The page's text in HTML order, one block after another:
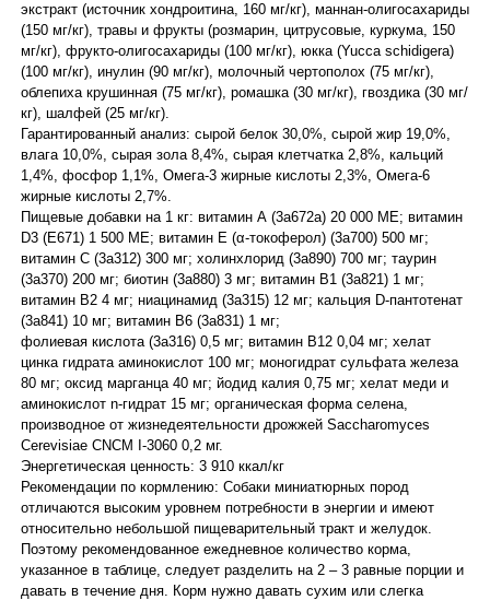
экстракт (источник хондроитина, 160 мг/кг), маннан-олигосахариды
(150 мг/кг), травы и фрукты (розмарин, цитрусовые, куркума, 150
мг/кг), фрукто-олигосахариды (100 мг/кг), юкка (Yucca schidigera)
(100 мг/кг), инулин (90 мг/кг), молочный чертополох (75 мг/кг),
облепиха крушинная (75 мг/кг), ромашка (30 мг/кг), гвоздика (30 мг/
кг), шалфей (25 мг/кг).
Гарантированный анализ: сырой белок 30,0%, сырой жир 19,0%,
влага 10,0%, сырая зола 8,4%, сырая клетчатка 2,8%, кальций
1,4%, фосфор 1,1%, Омега-3 жирные кислоты 2,3%, Омега-6
жирные кислоты 2,7%.
Пищевые добавки на 1 кг: витамин А (3a672a) 20 000 ME; витамин
D3 (E671) 1 500 ME; витамин E (α-токоферол) (3a700) 500 мг;
витамин С (3a312) 300 мг; холинхлорид (3a890) 700 мг; таурин
(3a370) 200 мг; биотин (3a880) 3 мг; витамин В1 (3a821) 1 мг;
витамин В2 4 мг; ниацинамид (3a315) 12 мг; кальция D-пантотенат
(3a841) 10 мг; витамин В6 (3a831) 1 мг;
фолиевая кислота (3a316) 0,5 мг; витамин В12 0,04 мг; хелат
цинка гидрата аминокислот 100 мг; моногидрат сульфата железа
80 мг; оксид марганца 40 мг; йодид калия 0,75 мг; хелат меди и
аминокислот n-гидрат 15 мг; органическая форма селена,
производное от жизнедеятельности дрожжей Saccharomyces
Cerevisiae CNCM I-3060 0,2 мг.
Энергетическая ценность: 3 910 ккал/кг
Рекомендации по кормлению: Собаки миниатюрных пород
отличаются высоким уровнем потребности в энергии и имеют
относительно небольшой пищеварительный тракт и желудок.
Поэтому рекомендованное ежедневное количество корма,
указанное в таблице, следует разделить на 2 – 3 равные порции и
давать в течение дня. Корм нужно давать сухим или слегка